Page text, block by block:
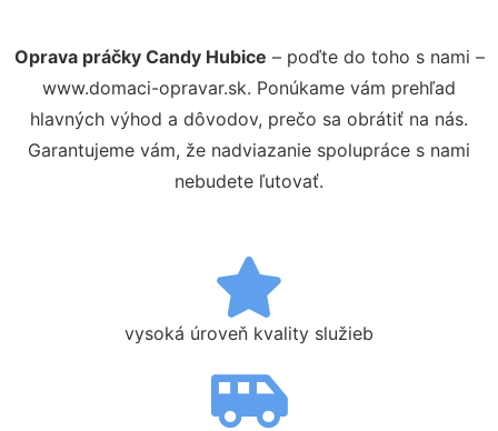
Oprava práčky Candy Hubice – poďte do toho s nami –
www.domaci-opravar.sk. Ponúkame vám prehľad
hlavných výhod a dôvodov, prečo sa obrátiť na nás.
Garantujeme vám, že nadviazanie spolupráce s nami
nebudete ľutovať.
vysoká úroveň kvality služieb